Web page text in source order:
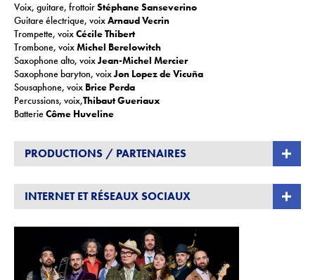
Voix, guitare, frottoirStéphane Sanseverino
Guitare électrique, voixArnaud Vecrin
Trompette, voixCécile Thibert
Trombone, voixMichel Berelowitch
Saxophone alto, voixJean-Michel Mercier
Saxophone baryton, voixJon Lopez de Vicuña
Sousaphone, voix Brice Perda
Percussions, voix,Thibaut Gueriaux
BatterieCôme Huveline
PRODUCTIONS / PARTENAIRES
INTERNET ET RÉSEAUX SOCIAUX
@Lazcarvolcano
@stefsanseverino